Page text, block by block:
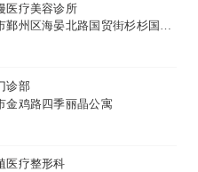
医疗美容诊所
鄞州区海晏北路国贸街杉杉国贸
诊部
金鸡路四季丽晶公寓
医疗整形科